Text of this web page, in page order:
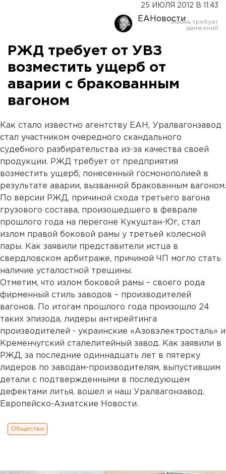
25 ИЮЛЯ 2012 В 11:43
ЕАНовости
РЖД требует от УВЗ
возместить ущерб от
аварии с бракованным
вагоном
Как стало известно агентству ЕАН, Уралвагонзавод
стал участником очередного скандального
судебного разбирательства из-за качества своей
продукции. РЖД требует от предприятия
возместить ущерб, понесенный госмонополией в
результате аварии, вызванной бракованным вагоном.
По версии РЖД, причиной схода третьего вагона
грузового состава, произошедшего в феврале
прошлого года на перегоне Кукуштан-Юг, стал
излом правой боковой рамы у третьей колесной
пары. Как заявили представители истца в
свердловском арбитраже, причиной ЧП могло стать
наличие усталостной трещины.
Отметим, что излом боковой рамы – своего рода
фирменный стиль заводов – производителей
вагонов. По итогам прошлого года произошло 24
таких эпизода, лидеры антирейтинга
производителей - украинские «Азовэлектросталь» и
Кременчугский сталелитейный завод. Как заявили в
РЖД, за последние одиннадцать лет в пятерку
лидеров по заводам-производителям, выпустившим
детали с подтвержденными в последующем
дефектами литья, вошел и наш Уралвагонзавод.
Европейско-Азиатские Новости.
Общество